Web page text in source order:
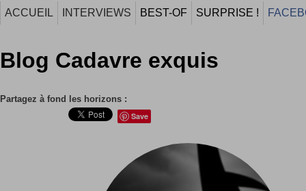
ACCUEIL INTERVIEWS BEST-OF SURPRISE !
Blog Cadavre exquis
Partagez à fond les horizons :
Save